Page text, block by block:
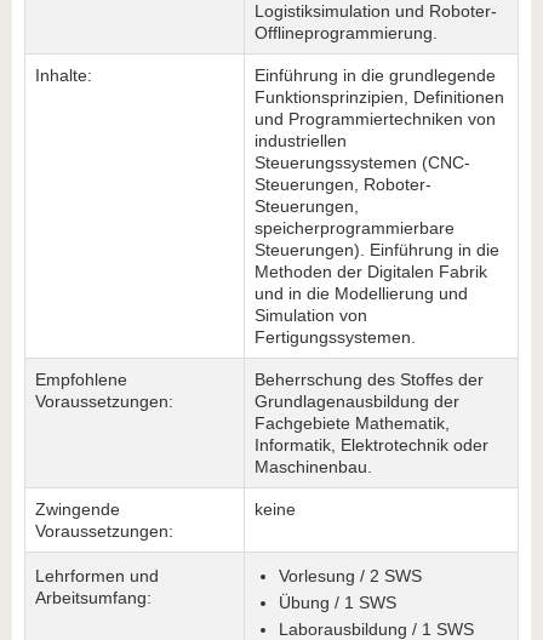
Logistiksimulation und Roboter-
Offlineprogrammierung.
Inhalte:
Einführung in die grundlegende
Funktionsprinzipien, Definitionen
und Programmiertechniken von
industriellen
Steuerungssystemen (CNC-
Steuerungen, Roboter-
Steuerungen,
speicherprogrammierbare
Steuerungen). Einführung in die
Methoden der Digitalen Fabrik
und in die Modellierung und
Simulation von
Fertigungssystemen.
Empfohlene
Voraussetzungen:
Beherrschung des Stoffes der
Grundlagenausbildung der
Fachgebiete Mathematik,
Informatik, Elektrotechnik oder
Maschinenbau.
Zwingende
Voraussetzungen:
keine
Lehrformen und
Arbeitsumfang:
Vorlesung / 2 SWS
Übung / 1 SWS
Laborausbildung / 1 SWS